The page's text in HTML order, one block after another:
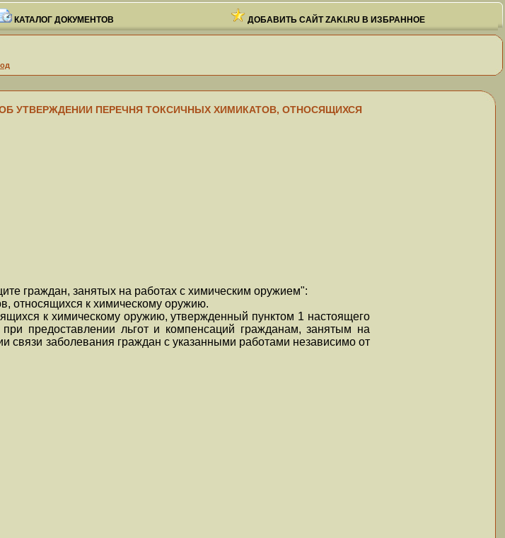
КАТАЛОГ ДОКУМЕНТОВ ДОБАВИТЬ САЙТ ZAKI.RU В ИЗБРАННОЕ
<ОБ УТВЕРЖДЕНИИ ПЕРЕЧНЯ ТОКСИЧНЫХ ХИМИКАТОВ, ОТНОСЯЩИХСЯ
граждан, занятых на работах с химическим оружием":
относящихся к химическому оружию.
к химическому оружию, утвержденный пунктом 1 настоящего
предоставлении льгот и компенсаций гражданам, занятым на
связи заболевания граждан с указанными работами независимо от